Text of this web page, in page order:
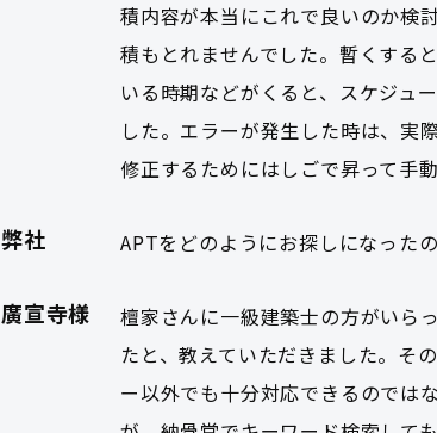
積内容が本当にこれで良いのか検
積もとれませんでした。暫くする
いる時期などがくると、スケジュ
した。エラーが発生した時は、実
修正するためにはしごで昇って手
弊社 APTをどのようにお探しになった
廣宣寺様
檀家さんに一級建築士の方がいら
たと、教えていただきました。そ
ー以外でも十分対応できるのでは